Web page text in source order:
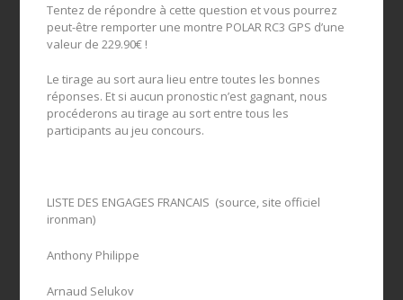
Tentez de répondre à cette question et vous pourrez
peut-être remporter une montre POLAR RC3 GPS d’une
valeur de 229.90€ !
Le tirage au sort aura lieu entre toutes les bonnes
réponses. Et si aucun pronostic n’est gagnant, nous
procéderons au tirage au sort entre tous les
participants au jeu concours.
LISTE DES ENGAGES FRANCAIS (source, site officiel
ironman)
Anthony Philippe
Arnaud Selukov